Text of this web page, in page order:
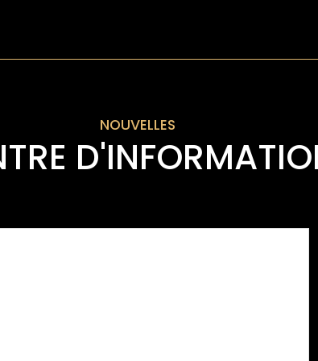
NOUVELLES